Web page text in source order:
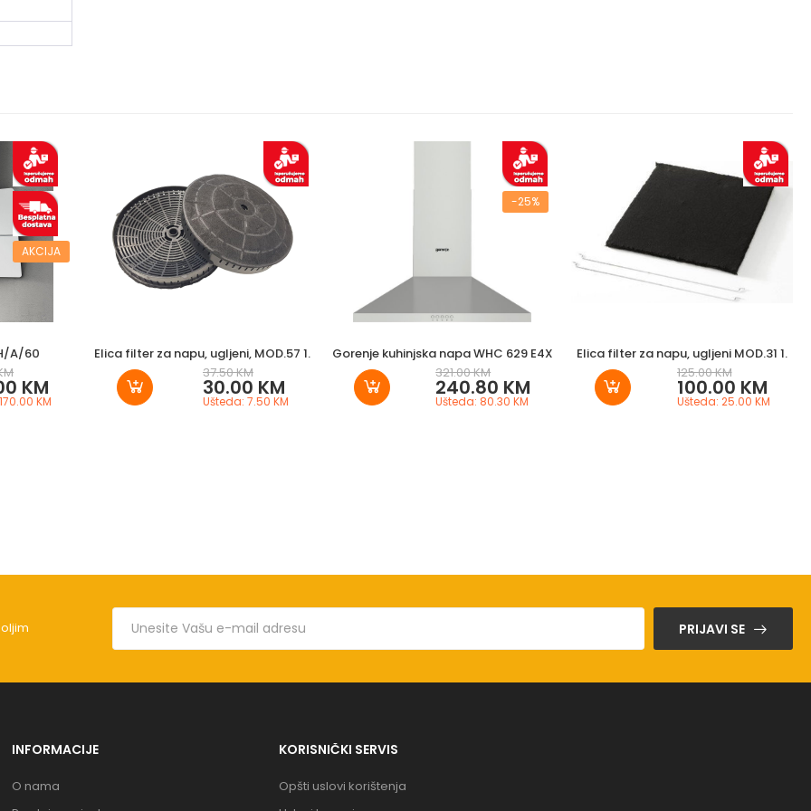
AKCIJA
A/60
KM
KM
Elica filter za napu, ugljeni, MOD.57 1.
37.50 KM
30.00 KM
Ušteda: 7.50 KM
-25%
Gorenje kuhinjska napa WHC 629 E4X
321.00 KM
240.80 KM
Ušteda: 80.30 KM
Elica filter za napu, ugljeni MOD.31 1.
125.00 KM
100.00 KM
Ušteda: 25.00 KM
PRIJAVI SE
INFORMACIJE
O nama
KORISNIČKI SERVIS
Opšti uslovi korištenja